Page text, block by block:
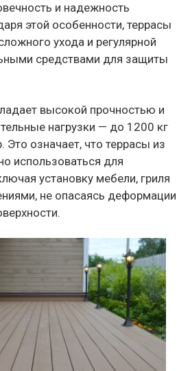
и надежность
этой особенности, террасы
ухода и регулярной
средствами для защиты
высокой прочностью и
нагрузки — до 1200 кг
Это означает, что террасы из
использоваться для
установку мебели, гриля
не опасаясь деформации